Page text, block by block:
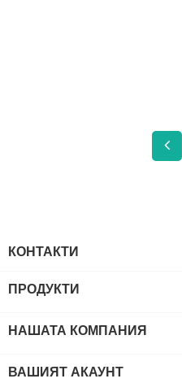
КОНТАКТИ
ПРОДУКТИ
НАШАТА КОМПАНИЯ
ВАШИЯТ АКАУНТ